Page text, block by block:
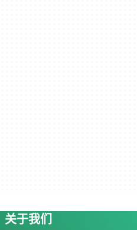
关于我们